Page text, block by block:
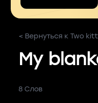
< Вернуться к Two
My
8 Слов